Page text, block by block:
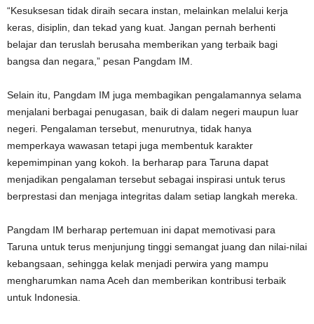
“Kesuksesan tidak diraih secara instan, melainkan melalui kerja
keras, disiplin, dan tekad yang kuat. Jangan pernah berhenti
belajar dan teruslah berusaha memberikan yang terbaik bagi
bangsa dan negara,” pesan Pangdam IM.
Selain itu, Pangdam IM juga membagikan pengalamannya selama
menjalani berbagai penugasan, baik di dalam negeri maupun luar
negeri. Pengalaman tersebut, menurutnya, tidak hanya
memperkaya wawasan tetapi juga membentuk karakter
kepemimpinan yang kokoh. Ia berharap para Taruna dapat
menjadikan pengalaman tersebut sebagai inspirasi untuk terus
berprestasi dan menjaga integritas dalam setiap langkah mereka.
Pangdam IM berharap pertemuan ini dapat memotivasi para
Taruna untuk terus menjunjung tinggi semangat juang dan nilai-nilai
kebangsaan, sehingga kelak menjadi perwira yang mampu
mengharumkan nama Aceh dan memberikan kontribusi terbaik
untuk Indonesia.